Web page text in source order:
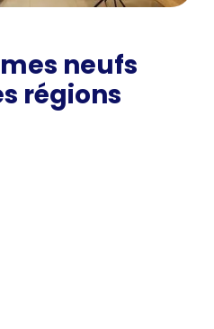
neufs
régions